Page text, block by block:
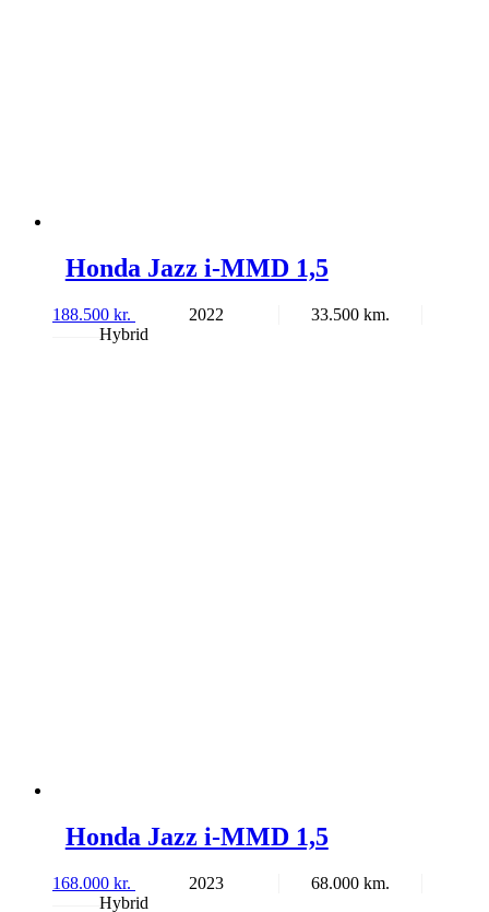
Honda Jazz i-MMD 1,5
188.500 kr. 2022
33.500
Hybrid
Honda Jazz i-MMD 1,5
168.000 kr. 2023
68.000
Hybrid